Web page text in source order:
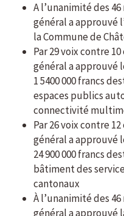
A l’unanimité des
général a approuvé
la Commune de
Par 29 voix contre
général a approuvé
1 5400 000 francs
espaces publics
connectivité
Par 26 voix contre
général a approuvé
24 900 000 francs
bâtiment des
cantonaux
À l’unanimité des
général a approuvé